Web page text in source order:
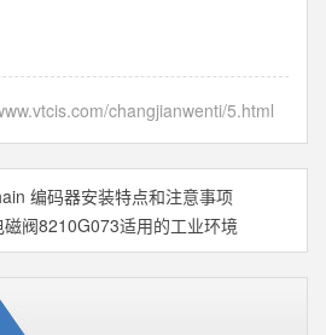
changjianwenti/5.html
编码器安装特点和注意事项
阀8210G073适用的工业环境